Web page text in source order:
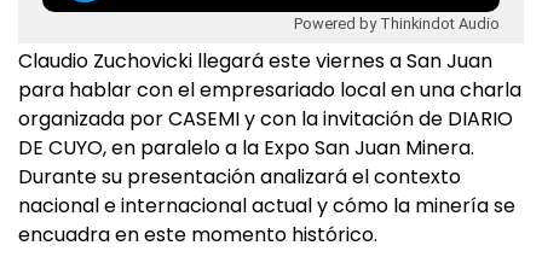
Powered by Thinkindot Audio
Claudio Zuchovicki llegará este viernes a San Juan
para hablar con el empresariado local en una charla
organizada por CASEMI y con la invitación de DIARIO
DE CUYO, en paralelo a la Expo San Juan Minera.
Durante su presentación analizará el contexto
nacional e internacional actual y cómo la minería se
encuadra en este momento histórico.